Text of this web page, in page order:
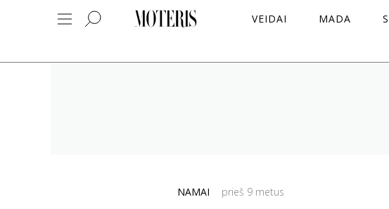
VEIDAI MADA
NAMAI prieš 9 metus